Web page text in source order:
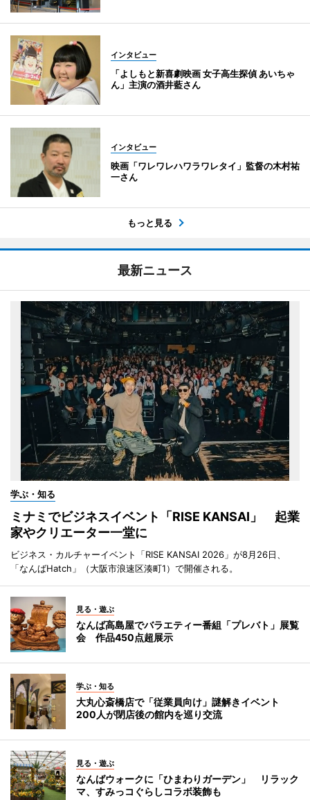
インタビュー
「よしもと新喜劇映画 女子高生探偵 あいちゃ
ん」主演の酒井藍さん
インタビュー
映画「ワレワレハワラワレタイ」監督の木村祐
一さん
もっと見る
最新ニュース
学ぶ・知る
ミナミでビジネスイベント「RISE KANSAI」 起業
家やクリエーター一堂に
ビジネス・カルチャーイベント「RISE KANSAI 2026」が8月26日、
「なんばHatch」（大阪市浪速区湊町1）で開催される。
見る・遊ぶ
なんば高島屋でバラエティー番組「プレバト」展覧
会 作品450点超展示
学ぶ・知る
大丸心斎橋店で「従業員向け」謎解きイベント
200人が閉店後の館内を巡り交流
見る・遊ぶ
なんばウォークに「ひまわりガーデン」 リラック
マ、すみっコぐらしコラボ装飾も